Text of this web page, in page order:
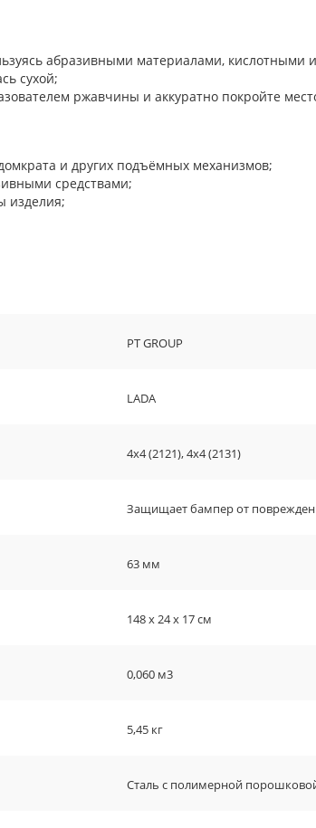
абразивными материалами,
сухой;
ржавчины и аккуратно покройте
и других подъёмных механизмов;
средствами;
изделия;
PT GROUP
LADA
4x4 (2121), 4x4 (2131)
Защищает бампер от
63 мм
148 х 24 х 17 см
0,060 м3
5,45 кг
Сталь с полимерной